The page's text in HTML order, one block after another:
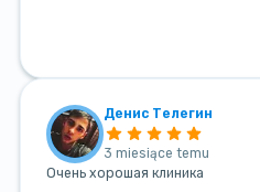
Денис Телегин
3 miesiące temu
Очень хорошая клиника